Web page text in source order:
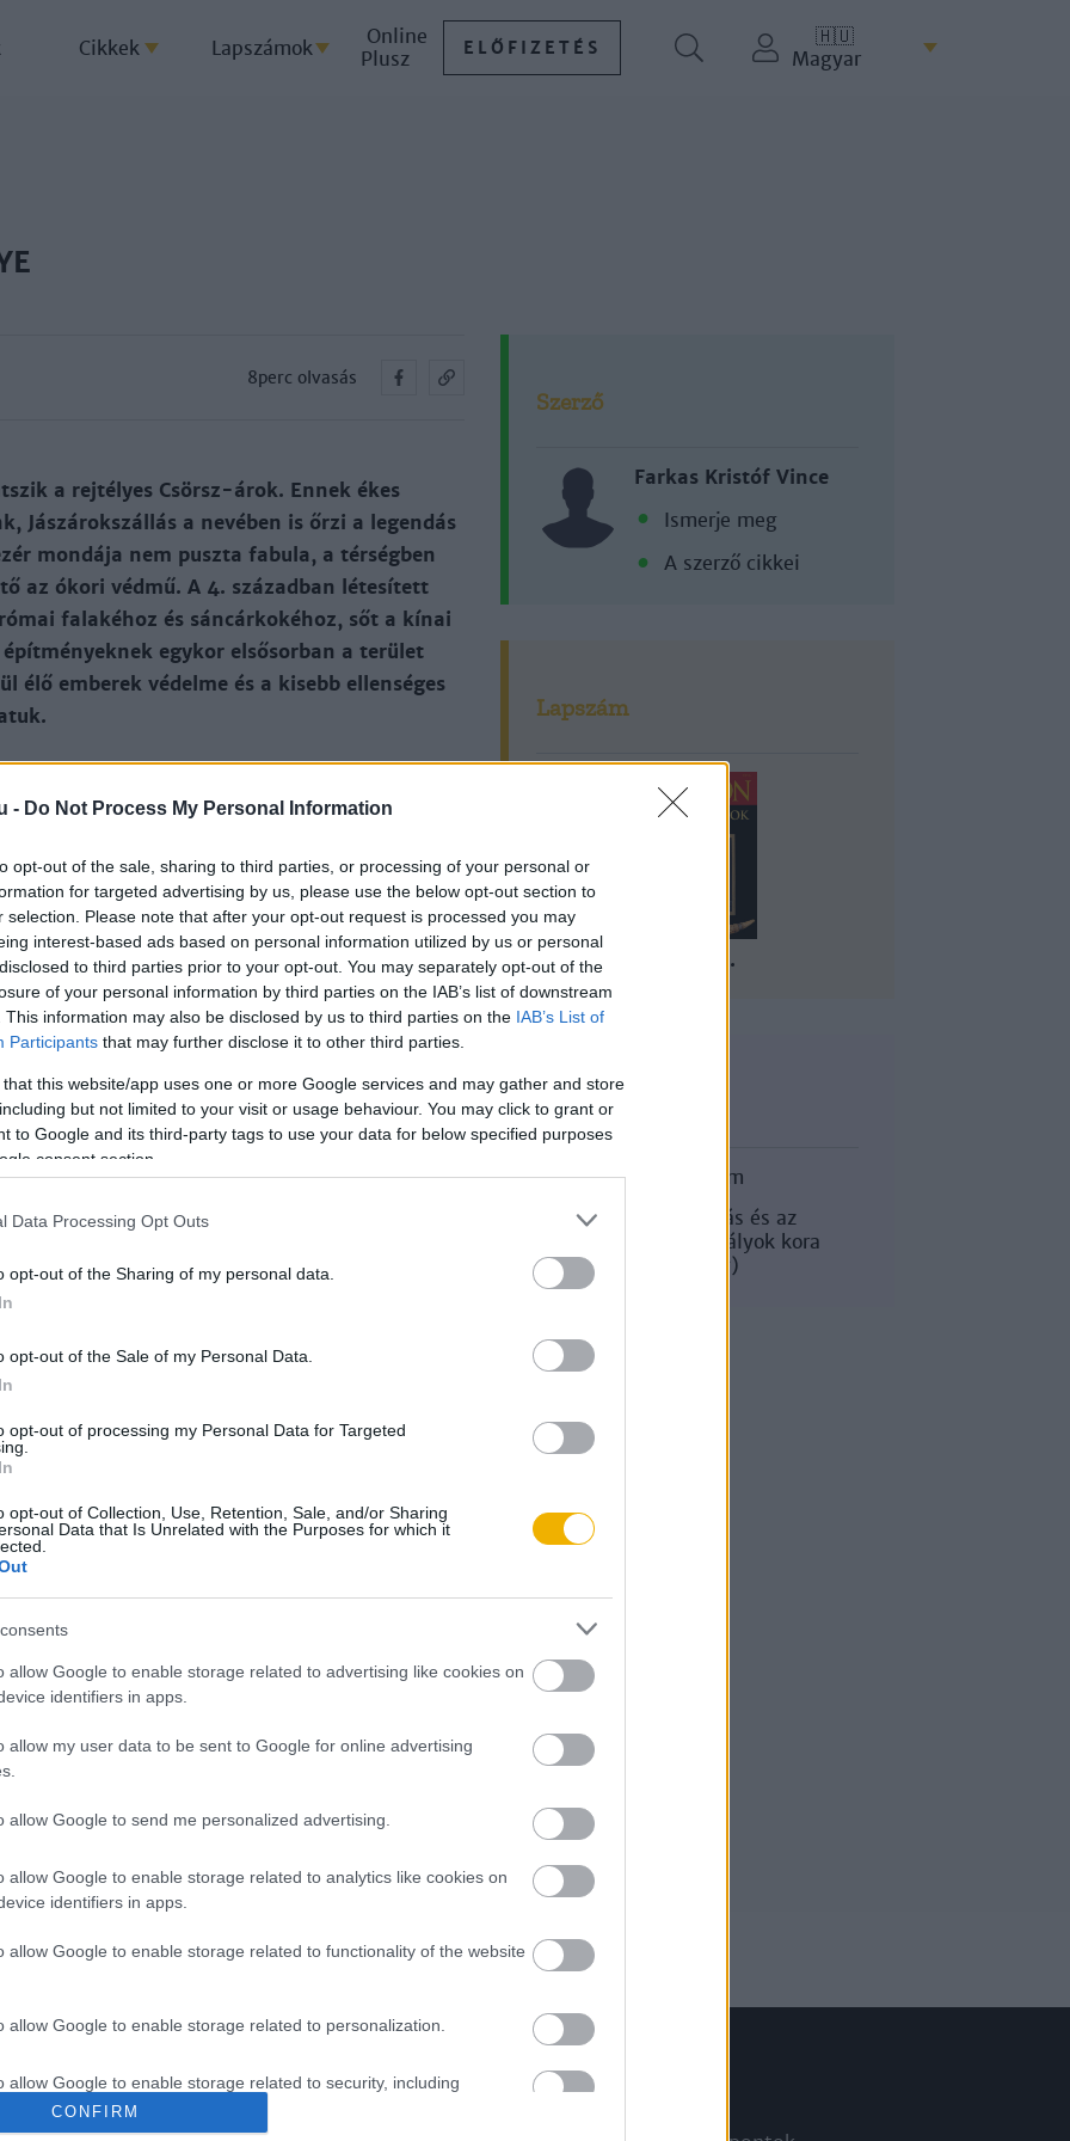
- Do Not Process My Personal Information
opt-out of the sale, sharing to third parties, or processing of your personal or
for targeted advertising by us, please use the below opt-out section to
selection. Please note that after your opt-out request is processed you may
interest-based ads based on personal information utilized by us or personal
to third parties prior to your opt-out. You may separately opt-out of the
of your personal information by third parties on the IAB’s list of downstream
This information may also be disclosed by us to third parties on the IAB’s List of
Participants that may further disclose it to other third parties.
that this website/app uses one or more Google services and may gather and store
but not limited to your visit or usage behaviour. You may click to grant or
to Google and its third-party tags to use your data for below specified purposes
consent section.
Data Processing Opt Outs
opt-out of the Sharing of my personal data.
opt-out of the Sale of my Personal Data.
opt-out of processing my Personal Data for Targeted
opt-out of Collection, Use, Retention, Sale, and/or Sharing
Data that Is Unrelated with the Purposes for which it
allow Google to enable storage related to advertising like cookies on
identifiers in apps.
allow my user data to be sent to Google for online advertising
allow Google to send me personalized advertising.
allow Google to enable storage related to analytics like cookies on
identifiers in apps.
allow Google to enable storage related to functionality of the website
allow Google to enable storage related to personalization.
allow Google to enable storage related to security, including
functionality and fraud prevention, and other user protection.
CONFIRM
Cikkek Lapszámok
Online
Plusz
ELŐFIZETÉS
🇭🇺
Magyar
8perc olvasás
a rejtélyes Csörsz-árok. Ennek ékes
Jászárokszállás a nevében is őrzi a legendás
mondája nem puszta fabula, a térségben
az ókori védmű. A 4. században létesített
falakéhoz és sáncárkokéhoz, sőt a kínai
egykor elsősorban a terület
élő emberek védelme és a kisebb ellenséges
építői hatalmas földtömeget mozgattak
A védmű az Alföld legfontosabb ókori
több szakaszból álló sáncárokrendszer. A
nevezzük. A Dunakeszi mellett induló
a Gö­döllői-dombságban, Mogyoród és
között, a síkságra érve pedig Jászfényszaru és
a Kisköre melletti Holt-Tiszáig terjedt.
a legendás Csörsz vezér és a sáncárok.
meg vízzel feltölteni az árkot, hiszen azt
A mondavariá­ciók viszont minden
meghal, mielőtt befejezné nagy művét. Sára
mindössze 200 Ft-ért
kap minden történelmi tartalmunkhoz:
tartalma
Próbálja ki!
200 FT-ÉRT
a Rubicon Online-on, kattintson ide:
fiókkal, kattintson ide:REGISZTRÁCIÓ.
Szerző
Farkas Kristóf Vince
Ismerje meg
A szerző cikkei
Lapszám
2017/6.
Korszak
Magyar történelem
Az államalapítás és az
Árpád-házi királyok kora
(1000-1301-ig)
Aktuális promóciók Információ